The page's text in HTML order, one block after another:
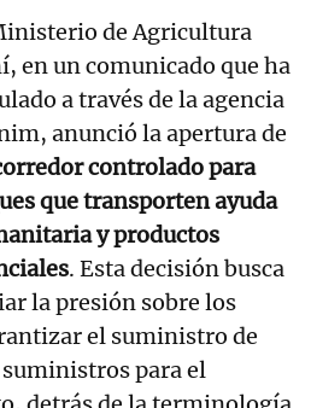
de Agricultura
en un comunicado que ha
a través de la agencia
anunció la apertura de
controlado para
que transporten ayuda
y productos
. Esta decisión busca
la presión sobre los
el suministro de
para el